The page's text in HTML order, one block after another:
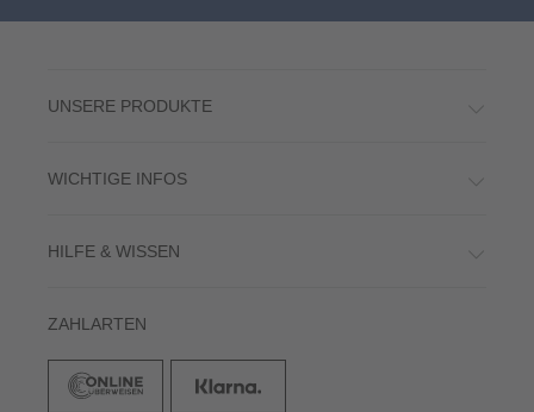
UNSERE PRODUKTE
WICHTIGE INFOS
HILFE & WISSEN
ZAHLARTEN